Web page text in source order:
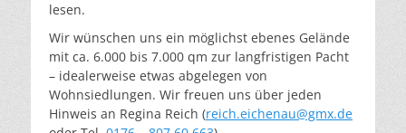
lesen.
Wir wünschen uns ein möglichst ebenes Gelände
mit ca. 6.000 bis 7.000 qm zur langfristigen Pacht
– idealerweise etwas abgelegen von
Wohnsiedlungen. Wir freuen uns über jeden
Hinweis an Regina Reich (reich.eichenau@gmx.de